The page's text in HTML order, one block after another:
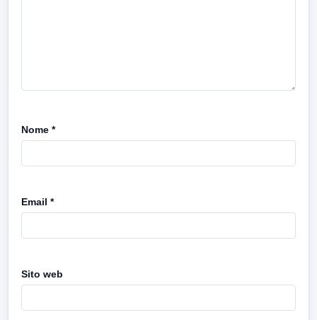
Nome *
Email *
Sito web